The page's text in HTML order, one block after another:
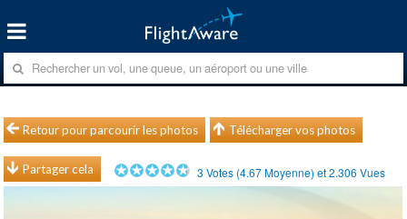
Retour pour parcourir les photos Télécharger vos photos
Partager cela 3 Votes (4.67Moyenne) et2.306 Vues